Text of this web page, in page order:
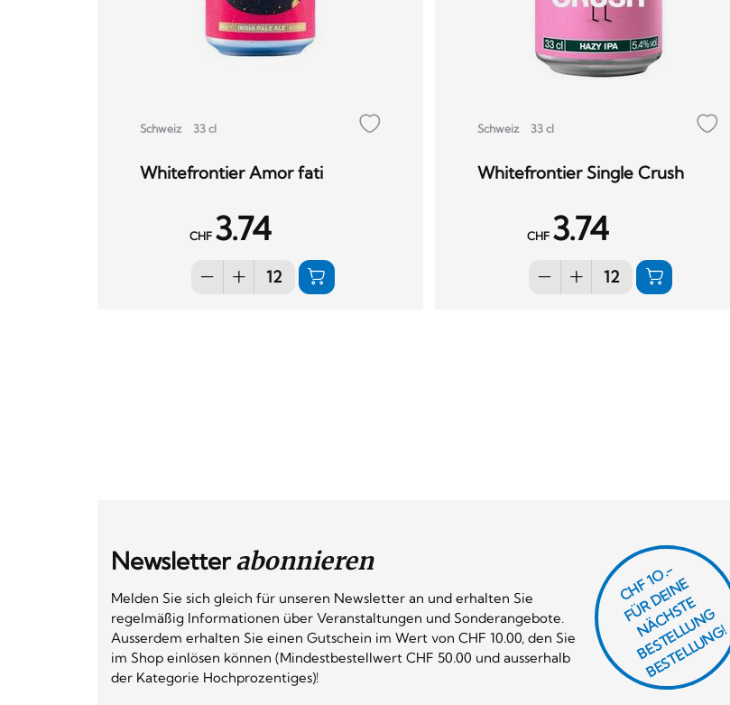
Schweiz 33 cl
Whitefrontier Amor fati
CHF 3.74
Schweiz 33 cl
Whitefrontier Single Crush
CHF 3.74
Newsletterabonnieren
Melden Sie sich gleich für unseren Newsletter an und erhalten Sie
regelmäßig Informationen über Veranstaltungen und Sonderangebote.
Ausserdem erhalten Sie einen Gutschein im Wert von CHF 10.00, den Sie
im Shop einlösen können (Mindestbestellwert CHF 50.00 und ausserhalb
der Kategorie Hochprozentiges)!
CHF 1O.-
F
Ü
R
D
EI
N
E
N
Ä
C
H
S
T
E
B
E
S
T
E
L
L
U
N
G
B
E
S
T
E
L
L
U
N
G!